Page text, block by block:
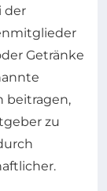
der
Getränke
beitragen,
zu